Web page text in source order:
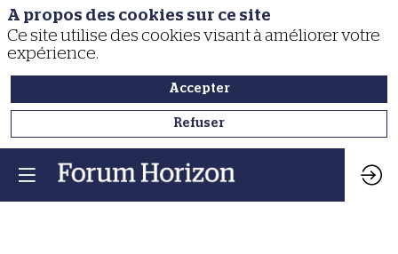
A propos des cookies sur ce site
Ce site utilise des cookies visant à améliorer votre
expérience.
Accepter
Refuser